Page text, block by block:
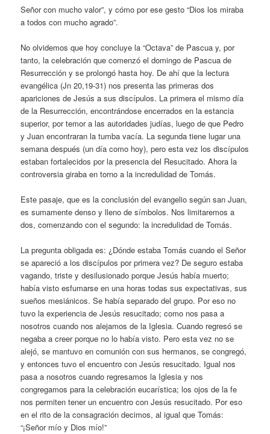
Señor con mucho valor”, y cómo por ese gesto “Dios los miraba
a todos con mucho agrado”.
No olvidemos que hoy concluye la “Octava” de Pascua y, por
tanto, la celebración que comenzó el domingo de Pascua de
Resurrección y se prolongó hasta hoy. De ahí que la lectura
evangélica (Jn 20,19-31) nos presenta las primeras dos
apariciones de Jesús a sus discípulos. La primera el mismo día
de la Resurrección, encontrándose encerrados en la estancia
superior, por temor a las autoridades judías, luego de que Pedro
y Juan encontraran la tumba vacía. La segunda tiene lugar una
semana después (un día como hoy), pero esta vez los discípulos
estaban fortalecidos por la presencia del Resucitado. Ahora la
controversia giraba en torno a la incredulidad de Tomás.
Este pasaje, que es la conclusión del evangelio según san Juan,
es sumamente denso y lleno de símbolos. Nos limitaremos a
dos, comenzando con el segundo: la incredulidad de Tomás.
La pregunta obligada es: ¿Dónde estaba Tomás cuando el Señor
se apareció a los discípulos por primera vez? De seguro estaba
vagando, triste y desilusionado porque Jesús había muerto;
había visto esfumarse en una horas todas sus expectativas, sus
sueños mesiánicos. Se había separado del grupo. Por eso no
tuvo la experiencia de Jesús resucitado; como nos pasa a
nosotros cuando nos alejamos de la Iglesia. Cuando regresó se
negaba a creer porque no lo había visto. Pero esta vez no se
alejó, se mantuvo en comunión con sus hermanos, se congregó,
y entonces tuvo el encuentro con Jesús resucitado. Igual nos
pasa a nosotros cuando regresamos la Iglesia y nos
congregamos para la celebración eucarística; los ojos de la fe
nos permiten tener un encuentro con Jesús resucitado. Por eso
en el rito de la consagración decimos, al igual que Tomás:
“¡Señor mío y Dios mío!”